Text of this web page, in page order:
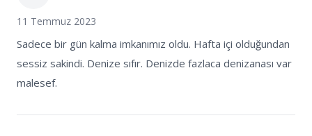
11 Temmuz 2023
Sadece bir gün kalma imkanımız oldu. Hafta içi olduğundan
sessiz sakindi. Denize sıfır. Denizde fazlaca denizanası var
malesef.